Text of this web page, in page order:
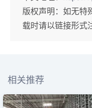
版权声明： 如无特
载时请以链接形式
相关推荐